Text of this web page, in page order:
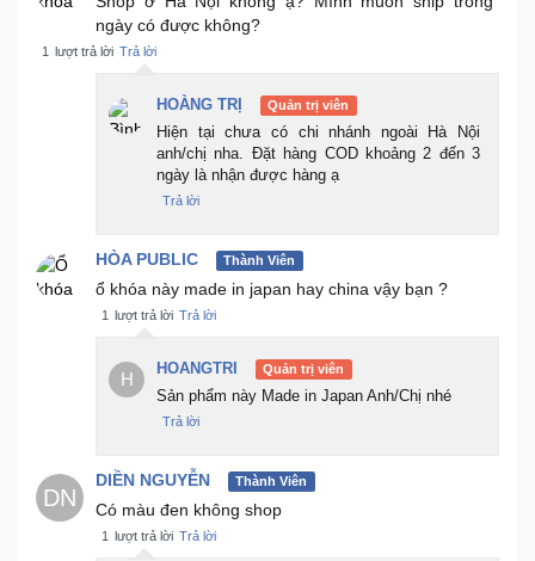
ngày có được không?
1 lượt trả lời Trả lời
HOÀNG TRỊ Quản trị viên
Hiện tại chưa có chi nhánh ngoài Hà Nội
anh/chị nha. Đặt hàng COD khoảng 2 đến 3
ngày là nhận được hàng ạ
Trả lời
HÒA PUBLIC Thành Viên
ổ khóa này made in japan hay china vậy bạn ?
1 lượt trả lời Trả lời
H
HOANGTRI Quản trị viên
Sản phẩm này Made in Japan Anh/Chị nhé
Trả lời
DN
DIỀN NGUYỄN Thành Viên
Có màu đen không shop
1 lượt trả lời Trả lời